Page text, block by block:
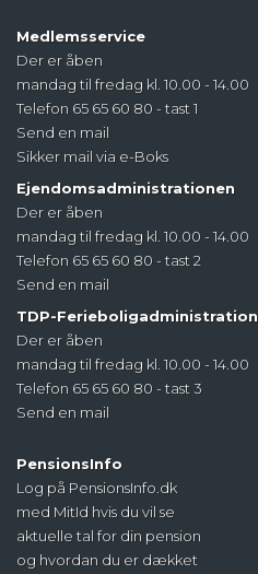
Medlemsservice
Der er åben
mandag til fredag kl. 10.00 - 14.00
Telefon 65 65 60 80 - tast 1
Send en mail
Sikker mail via e-Boks
Ejendomsadministrationen
Der er åben
mandag til fredag kl. 10.00 - 14.00
Telefon 65 65 60 80 - tast 2
Send en mail
TDP-Ferieboligadministration
Der er åben
mandag til fredag kl. 10.00 - 14.00
Telefon 65 65 60 80 - tast 3
Send en mail
PensionsInfo
Log på PensionsInfo.dk
med MitId hvis du vil se
aktuelle tal for din pension
og hvordan du er dækket